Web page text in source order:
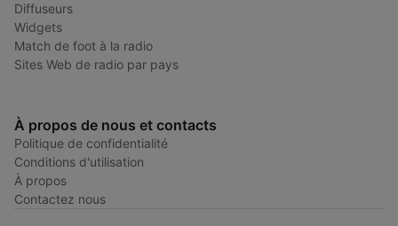
Diffuseurs
Widgets
Match de foot à la radio
Sites Web de radio par pays
À propos de nous et contacts
Politique de confidentialité
Conditions d'utilisation
À propos
Contactez nous